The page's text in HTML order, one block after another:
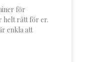
för
helt rätt för er.
enkla att